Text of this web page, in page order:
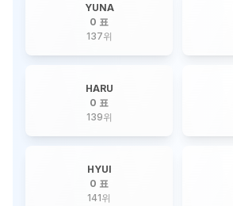
YUNA
0 표
137위
HARU
0 표
139위
HYUI
0 표
141위